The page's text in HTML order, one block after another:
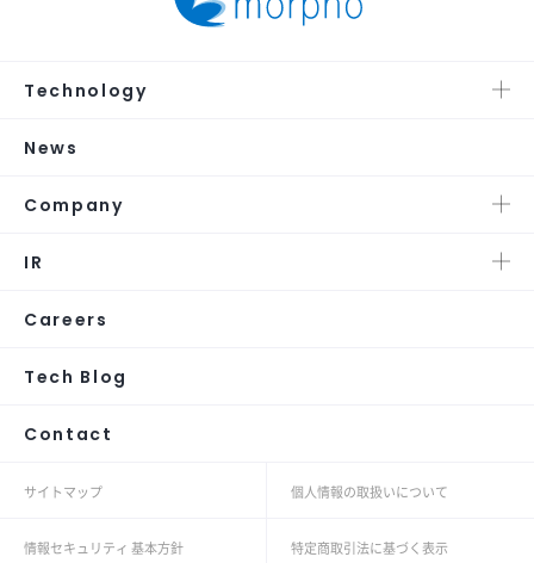
Technology
News
Company
IR
Careers
Tech Blog
Contact
サイトマップ 個人情報の取扱いについて
情報セキュリティ 基本方針 特定商取引法に基づく表示